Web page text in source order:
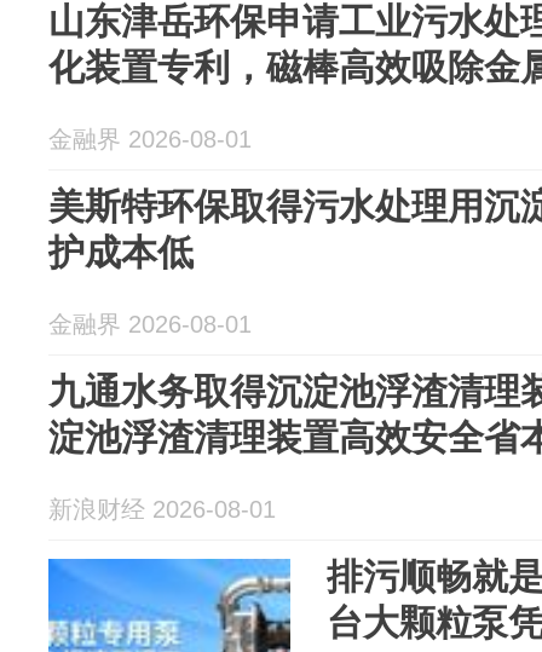
山东津岳环保申请工业污水处
化装置专利，磁棒高效吸除金
金融界 2026-08-01
美斯特环保取得污水处理用沉
护成本低
金融界 2026-08-01
九通水务取得沉淀池浮渣清理
淀池浮渣清理装置高效安全省
新浪财经 2026-08-01
排污顺畅就
台大颗粒泵